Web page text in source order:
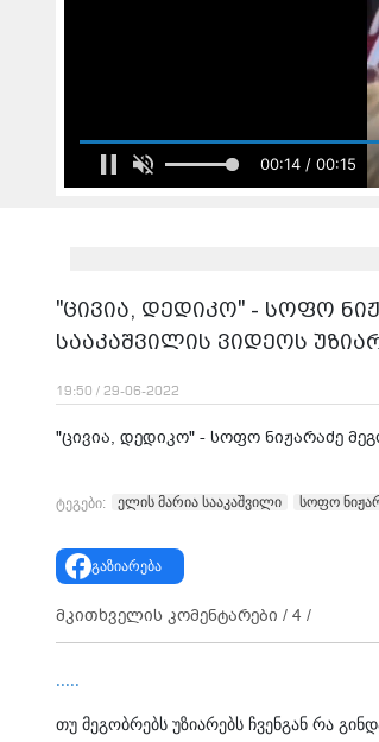
ვაჟები პირველი და
უკრაინული გამოცემა
"ცივია, დედიკო" - სოფო
სააკაშვილის ვიდეოს
19:50 / 29-06-2022
"ცივია, დედიკო" - სოფო ნიჟარაძე
ტეგები: ელის მარია სააკაშვილი სოფო
გაზიარება
მკითხველის კომენტარები / 4 /
.....
თუ მეგობრებს უზიარებს ჩვენგან რა